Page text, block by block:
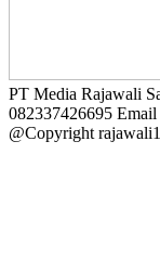
PT Media Rajawali
082337426695
@Copyright